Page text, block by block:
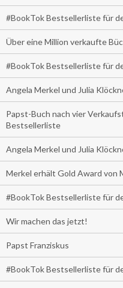
#BookTok Bestsellerliste für
Über eine Million verkaufte
#BookTok Bestsellerliste für
Angela Merkel und Julia
Papst-Buch nach vier
Bestsellerliste
Angela Merkel und Julia
Merkel erhält Gold Award von
#BookTok Bestsellerliste für
Wir machen das jetzt!
Papst Franziskus
#BookTok Bestsellerliste für